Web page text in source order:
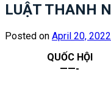
LUẬT THANH
Posted on April 20, 2022
QUỐC HỘI
——-